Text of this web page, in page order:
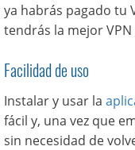
ya habrás pagado tu
tendrás la mejor
Facilidad de uso
Instalar y usar la
fácil y, una vez que
sin necesidad de